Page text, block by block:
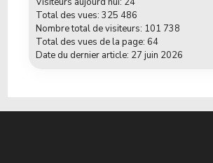
Total des vues:325 486
Nombre total de visiteurs: 101 738
Total des vues de la page: 64
Date du dernier article: 27 juin 2026